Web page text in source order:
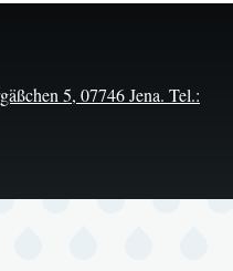
5, 07746 Jena. Tel.: